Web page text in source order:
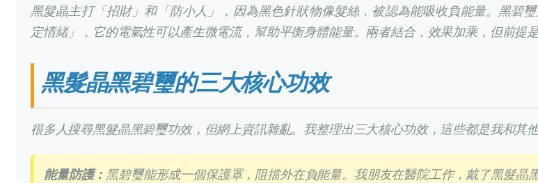
黑髮晶主打「招財」和「防小人」，因為黑色針狀物像髮絲，被認為能吸收負能量。黑碧
定情緒」，它的電氣性可以產生微電流，幫助平衡身體能量。兩者結合，效果加乘，但前提是
黑髮晶黑碧璽的三大核心功效
很多人搜尋黑髮晶黑碧璽功效，但網上資訊雜亂。我整理出三大核心功效，這些都是我和其
能量防護： 黑碧璽能形成一個保護罩，阻擋外在負能量。我朋友在醫院工作，戴了黑髮晶